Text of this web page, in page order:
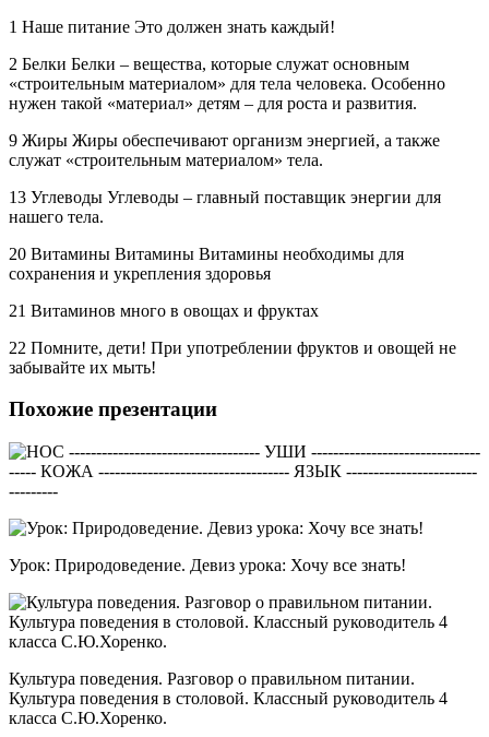
1 Наше питание Это должен знать каждый!
2 Белки Белки – вещества, которые служат основным
«строительным материалом» для тела человека. Особенно
нужен такой «материал» детям – для роста и развития.
9 Жиры Жиры обеспечивают организм энергией, а также
служат «строительным материалом» тела.
13 Углеводы Углеводы – главный поставщик энергии для
нашего тела.
20 Витамины Витамины Витамины необходимы для
сохранения и укрепления здоровья
21 Витаминов много в овощах и фруктах
22 Помните, дети! При употреблении фруктов и овощей не
забывайте их мыть!
Похожие презентации
Урок: Природоведение. Девиз урока: Хочу все знать!
Культура поведения. Разговор о правильном питании.
Культура поведения в столовой. Классный руководитель 4
класса С.Ю.Хоренко.